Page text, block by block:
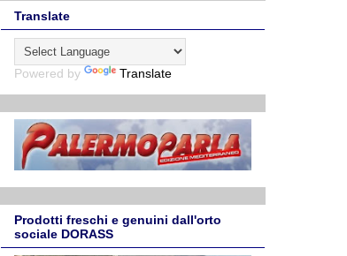
Translate
Powered by Translate
Prodotti freschi e genuini dall'orto
sociale DORASS